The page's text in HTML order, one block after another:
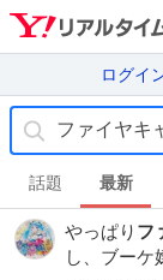
ログイ
話題 最新
やっぱり フ
し、ブーケ